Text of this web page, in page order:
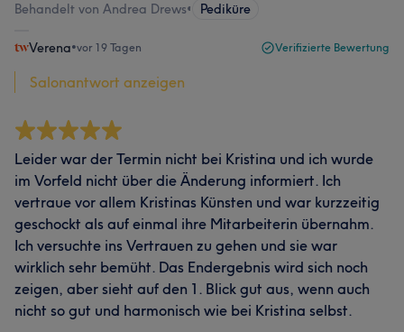
Behandelt von Andrea Drews• Pediküre
Verena•vor 19 Tagen Verifizierte Bewertung
Salonantwort anzeigen
Leider war der Termin nicht bei Kristina und ich wurde
im Vorfeld nicht über die Änderung informiert. Ich
vertraue vor allem Kristinas Künsten und war kurzzeitig
geschockt als auf einmal ihre Mitarbeiterin übernahm.
Ich versuchte ins Vertrauen zu gehen und sie war
wirklich sehr bemüht. Das Endergebnis wird sich noch
zeigen, aber sieht auf den 1. Blick gut aus, wenn auch
nicht so gut und harmonisch wie bei Kristina selbst.